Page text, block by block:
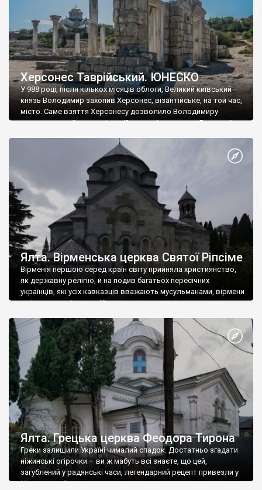
Херсонес Таврійський. ЮНЕСКО
У 988 році, після кількох місяців облоги, Великий київський
князь Володимир захопив Херсонес, візантійське, на той час,
місто. Саме взяття Херсонесу дозволило Володимиру
диктувати свої умови візантійському імператору Василю ІІ, та
Херсонесі Володимир-язичник, став Василем-християнином.
А потім було Хрещення Русі. На честь Херсонесу Таврійського
Ялта. Вірменська церква Святої Ріпсіме
Вірменія першою серед країн світу прийняла християнство,
як державну релігію, й на подив багатьох пересічних
українців, які усіх кавказців вважають мусульманами, вірмени
є відданими вірянами Христа
Ялта. Грецька церква Феодора Тирона
Греки залишили Україні чималий спадок. Достатньо згадати
ніжинські огірочки – ви ж мабуть всі знаєте, що цей,
загублений у радянські часи, легендарний рецепт привезли у
Ніжин греки?